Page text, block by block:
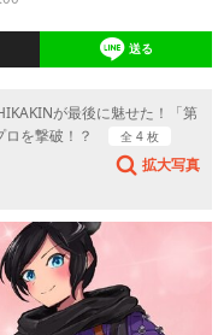
送る
が最後に魅せた！「第
を撃破！？
全 4 枚
拡大写真